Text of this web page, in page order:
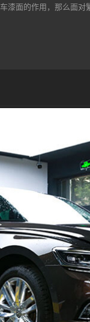
漆面的作用，那么面